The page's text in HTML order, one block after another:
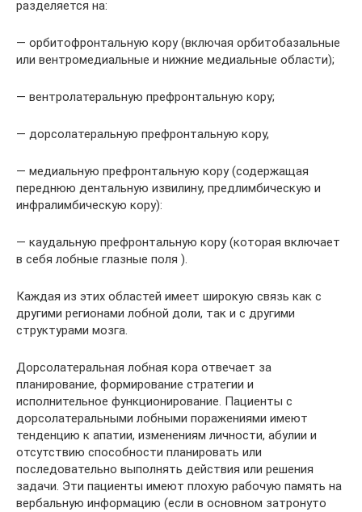
разделяется на:
— орбитофронтальную кору (включая орбитобазальные
или вентромедиальные и нижние медиальные области);
— вентролатеральную префронтальную кору;
— дорсолатеральную префронтальную кору,
— медиальную префронтальную кору (содержащая
переднюю дентальную извилину, предлимбическую и
инфралимбическую кору):
— каудальную префронтальную кору (которая включает
в себя лобные глазные поля ).
Каждая из этих областей имеет широкую связь как с
другими регионами лобной доли, так и с другими
структурами мозга.
Дорсолатеральная лобная кора отвечает за
планирование, формирование стратегии и
исполнительное функционирование. Пациенты с
дорсолатеральными лобными поражениями имеют
тенденцию к апатии, изменениям личности, абулии и
отсутствию способности планировать или
последовательно выполнять действия или решения
задачи. Эти пациенты имеют плохую рабочую память на
вербальную информацию (если в основном затронуто